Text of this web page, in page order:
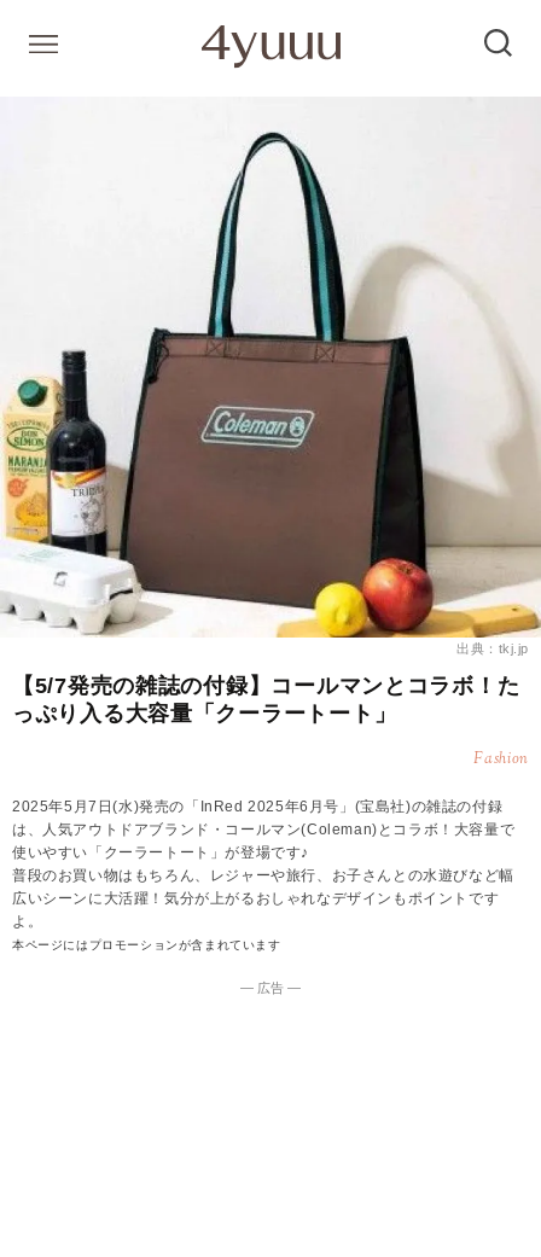
出典：tkj.jp
【5/7発売の雑誌の付録】コールマンとコラボ！た
っぷり入る大容量「クーラートート」
Fashion
2025年5月7日(水)発売の「InRed 2025年6月号」(宝島社)の雑誌の付録
は、人気アウトドアブランド・コールマン(Coleman)とコラボ！大容量で
使いやすい「クーラートート」が登場です♪
普段のお買い物はもちろん、レジャーや旅行、お子さんとの水遊びなど幅
広いシーンに大活躍！気分が上がるおしゃれなデザインもポイントです
よ。
本ページにはプロモーションが含まれています
― 広告 ―